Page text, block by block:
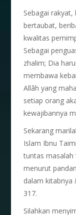
Sebagai
bertaubat,
kwalitas
Sebagai
zhalim; Dia
membawa
Allâh yang
setiap orang
kewajibannya
Sekarang
Islam Ibnu
tuntas masalah
menurut
dalam kitabnya
317.
Silahkan